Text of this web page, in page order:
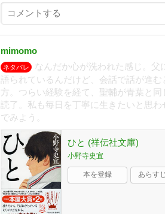
mimomo
ネタバレ
なんだか心が洗われた感じ。父
語られているんだけど、会話で話が進
方。つらい経験を経て、聖輔が青葉と
読了。私も毎日を丁寧に生きたいと思
でみよう。
ひと (祥伝社文庫)
小野寺史宜
本を登録 あらす